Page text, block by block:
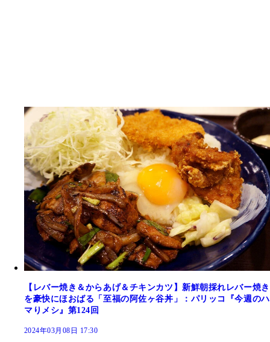
【レバー焼き＆からあげ＆チキンカツ】新鮮朝採れレバー焼き
を豪快にほおばる「至福の阿佐ヶ谷丼」：パリッコ『今週のハ
マりメシ』第124回
2024年03月08日 17:30